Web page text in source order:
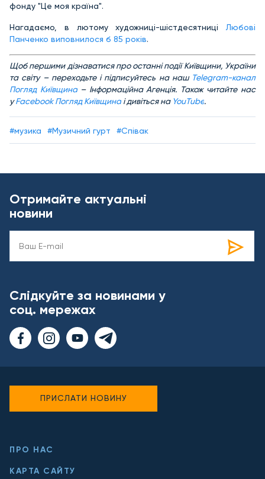
фонду "Це моя країна".
Нагадаємо, в лютому художниці-шістдесятниці Любові
Панченко виповнилося б 85 років.
Щоб першими дізнаватися про останні події Київщини, України
та світу – переходьте і підписуйтесь на наш Telegram-канал
Погляд Київщина– Інформаційна Агенція. Також читайте нас
уFacebook Погляд Київщина і дивіться на YouTube.
#музика #Музичний гурт #Співак
Отримайте актуальні
новини
Слідкуйте за новинами у
соц. мережах
ПРО НАС
КАРТА САЙТУ
ПРИСЛАТИ НОВИНУ